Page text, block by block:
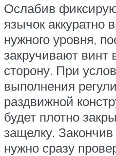
Ослабив
язычок аккуратно
нужного уровня,
закручивают винт
сторону. При
выполнения
раздвижной
будет плотно
защелку. Закончив
нужно сразу